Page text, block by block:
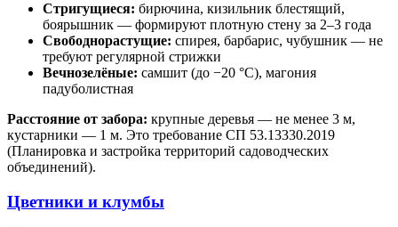
Стригущиеся: бирючина, кизильник блестящий,
боярышник — формируют плотную стену за 2–3 года
Свободнорастущие: спирея, барбарис, чубушник — не
требуют регулярной стрижки
Вечнозелёные: самшит (до −20 °C), магония
падуболистная
Расстояние от забора: крупные деревья — не менее 3 м,
кустарники — 1 м. Это требование СП 53.13330.2019
(Планировка и застройка территорий садоводческих
объединений).
Цветники и клумбы